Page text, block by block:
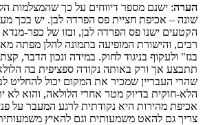
: ישנם מספר דיווחים על כך שהמצלמות הללו
– אכיפת חציית פס הפרדה לבן. יש בכך מעט מן
ישנו פס הפרדה לבן, ובזו של כפר-מנדא
והישורת המופיעה בתמונה להלן מפתה מאוד
ולעקוף בניגוד לחוק. במידה ונכון הדבר, קצת
אך ורק באותה נקודה ספציפית בה הלולאות
העבריין שמכיר את המקום יכול להחליט לבצע
חוקית בדיוק מטר אחרי הלולאה, והוא לא יתפס.
מהירות היא נקודתית לרגע המעבר על פני
גם להאט משמעותית וגם להאיץ משמעותית לאחר